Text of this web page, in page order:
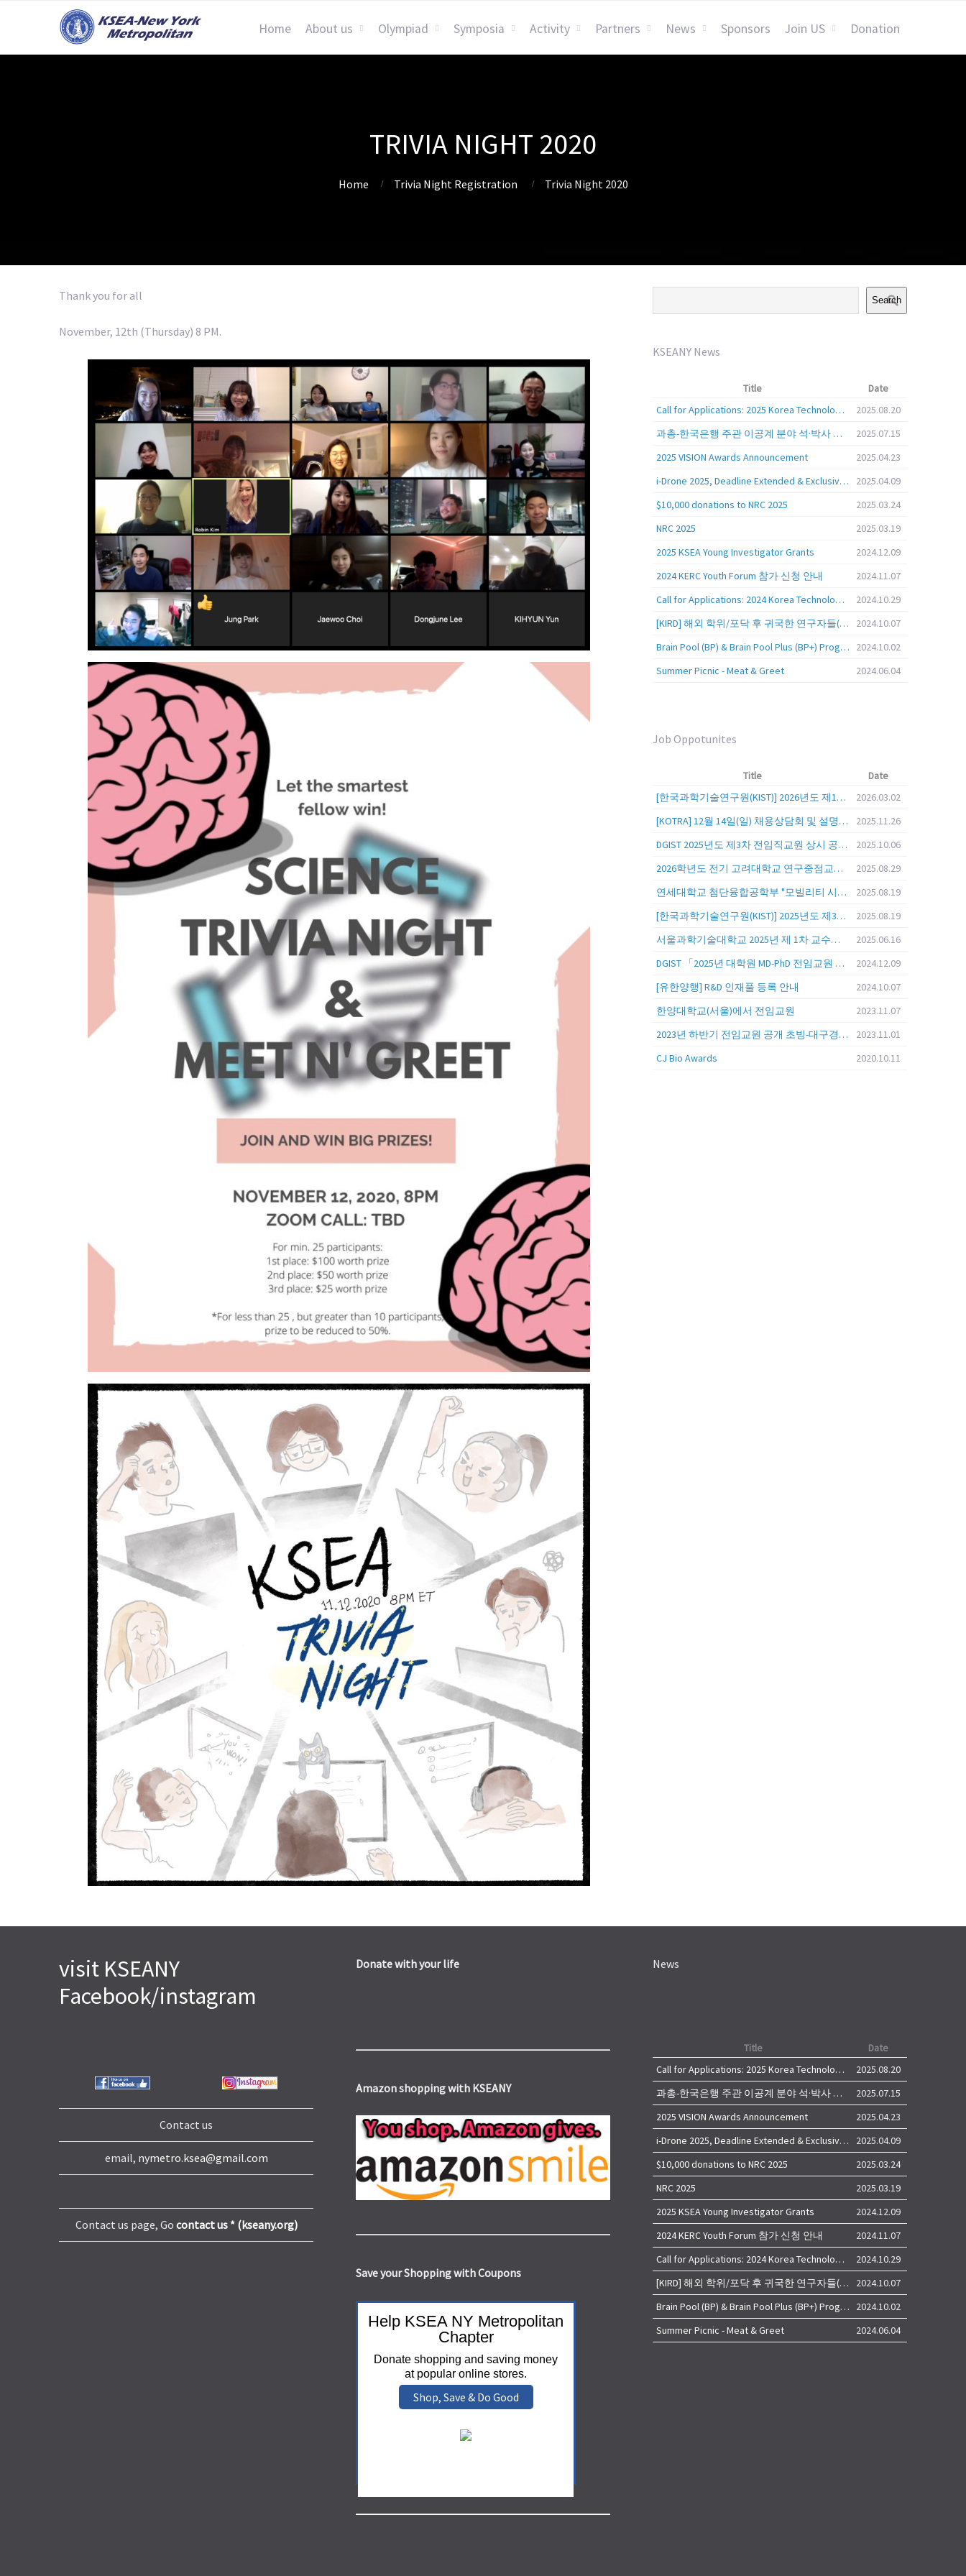
Home About us Olympiad Symposia Activity Partners News Sponsors Join US Donation
TRIVIA NIGHT 2020
Home Trivia Night Registration Trivia Night 2020
Thank you for all
November, 12th (Thursday) 8 PM.
Search
KSEANY News
Title
Date
Call for Applications: 2025 Korea Technology Advisory Group (K-TAG)
2025.08.20
과총-한국은행 주관 이공계 분야 석·박사 학위자 대상 서베이
2025.07.15
2025 VISION Awards Announcement
2025.04.23
i-Drone 2025, Deadline Extended & Exclusive Opportunity to Travel to Korea!
2025.04.09
$10,000 donations to NRC 2025
2025.03.24
NRC 2025
2025.03.19
2025 KSEA Young Investigator Grants
2024.12.09
2024 KERC Youth Forum 참가 신청 안내
2024.11.07
Call for Applications: 2024 Korea Technology Advisory Group (K-TAG)
2024.10.29
[KIRD] 해외 학위/포닥 후 귀국한 연구자들(학교, 출연(연), 기업)의 경력개발 경험 공유 줌 세미나 안내
2024.10.07
Brain Pool (BP) & Brain Pool Plus (BP+) Programs
2024.10.02
Summer Picnic - Meat & Greet
2024.06.04
Job Oppotunites
Title
Date
[한국과학기술연구원(KIST)] 2026년도 제1차 연구부문 공개채용 안내
2026.03.02
[KOTRA] 12월 14일(일) 채용상담회 및 설명회를 안내
2025.11.26
DGIST 2025년도 제3차 전임직교원 상시 공개초빙 공고
2025.10.06
2026학년도 전기 고려대학교 연구중점교수 초빙 공고
2025.08.29
연세대학교 첨단융합공학부 "모빌리티 시스템 전 분야" 전임교원 특별채용 (2026년 9월 1일자 임용 예정)
2025.08.19
[한국과학기술연구원(KIST)] 2025년도 제3차 연구부문 공개채용 안내
2025.08.19
서울과학기술대학교 2025년 제 1차 교수초빙 (교육공무원 일반공개채용) 공고
2025.06.16
DGIST 「2025년 대학원 MD-PhD 전임교원 공개초빙」
2024.12.09
[유한양행] R&D 인재풀 등록 안내
2024.10.07
한양대학교(서울)에서 전임교원
2023.11.07
2023년 하반기 전임교원 공개 초빙-대구경북과학기술원 (DGIST)
2023.11.01
CJ Bio Awards
2020.10.11
visit KSEANY
Facebook/instagram
Contact us
email, nymetro.ksea@gmail.com
Contact us page, Go contact us * (kseany.org)
Donate with your life
Amazon shopping with KSEANY
Save your Shopping with Coupons
Help KSEA NY Metropolitan
Chapter
Donate shopping and saving money
at popular online stores.
Shop, Save & Do Good
News
Title
Date
Call for Applications: 2025 Korea Technology Advisory Group (K-TAG)
2025.08.20
과총-한국은행 주관 이공계 분야 석·박사 학위자 대상 서베이
2025.07.15
2025 VISION Awards Announcement
2025.04.23
i-Drone 2025, Deadline Extended & Exclusive Opportunity to Travel to Korea!
2025.04.09
$10,000 donations to NRC 2025
2025.03.24
NRC 2025
2025.03.19
2025 KSEA Young Investigator Grants
2024.12.09
2024 KERC Youth Forum 참가 신청 안내
2024.11.07
Call for Applications: 2024 Korea Technology Advisory Group (K-TAG)
2024.10.29
[KIRD] 해외 학위/포닥 후 귀국한 연구자들(학교, 출연(연), 기업)의 경력개발 경험 공유 줌 세미나 안내
2024.10.07
Brain Pool (BP) & Brain Pool Plus (BP+) Programs
2024.10.02
Summer Picnic - Meat & Greet
2024.06.04